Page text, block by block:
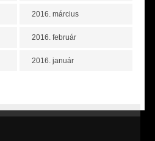
2016. március
2016. február
2016. január